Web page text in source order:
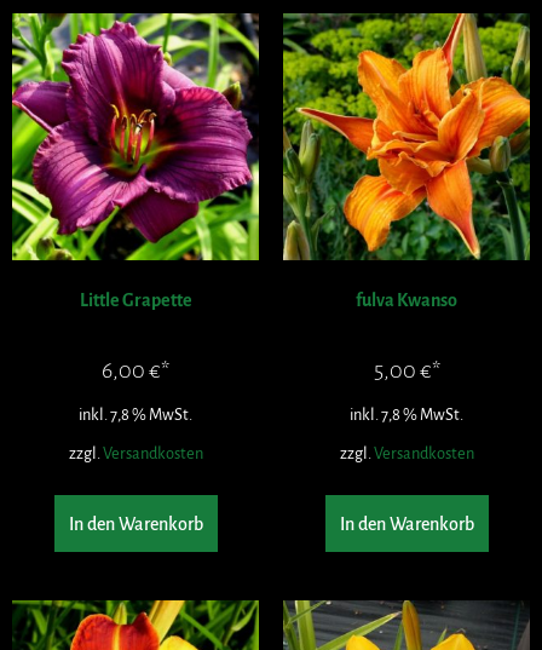
Little Grapette
6,00 €
inkl. 7,8 % MwSt.
zzgl.Versandkosten
In den Warenkorb
fulva Kwanso
5,00 €
inkl. 7,8 % MwSt.
zzgl.Versandkosten
In den Warenkorb